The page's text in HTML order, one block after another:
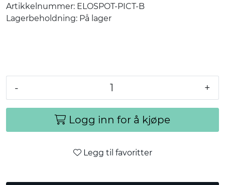
Artikkelnummer: ELOSPOT-PICT-B
Lagerbeholdning: På lager
- +
Logg inn for å kjøpe
Legg til favoritter